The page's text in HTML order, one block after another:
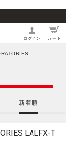
ログイン カート
新着順
LALFX-T